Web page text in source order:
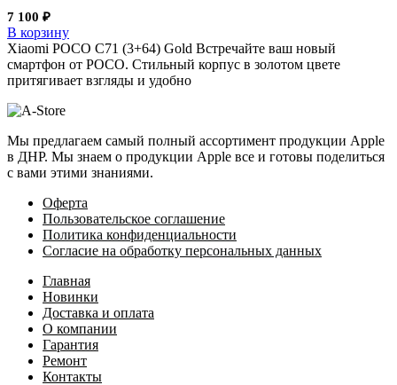
7 100 ₽
В корзину
Xiaomi POCO C71 (3+64) Gold Встречайте ваш новый
смартфон от POCO. Стильный корпус в золотом цвете
притягивает взгляды и удобно
Мы предлагаем самый полный ассортимент продукции Apple
в ДНР. Мы знаем о продукции Apple все и готовы поделиться
с вами этими знаниями.
Оферта
Пользовательское соглашение
Политика конфиденциальности
Согласие на обработку персональных данных
Главная
Новинки
Доставка и оплата
О компании
Гарантия
Ремонт
Контакты